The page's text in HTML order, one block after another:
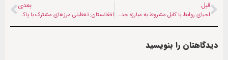
قبل
احیای روابط با کابل مشروط به مبارزه جدی با تی‌تی‌پی است
بعدی
افغانستان: تعطیلی مرزهای مشترک با پاکستان به سود هیچ کشوری نیست
دیدگاهتان را بنویسید